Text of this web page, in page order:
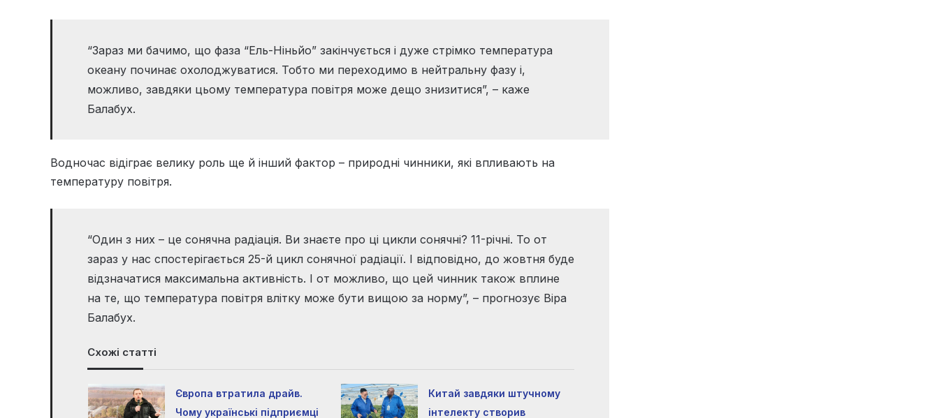
“Зараз ми бачимо, що фаза “Ель-Ніньйо” закінчується і дуже стрімко температура
океану починає охолоджуватися. Тобто ми переходимо в нейтральну фазу і,
можливо, завдяки цьому температура повітря може дещо знизитися”, – каже
Балабух.
Водночас відіграє велику роль ще й інший фактор – природні чинники, які впливають на
температуру повітря.
“Один з них – це сонячна радіація. Ви знаєте про ці цикли сонячні? 11-річні. То от
зараз у нас спостерігається 25-й цикл сонячної радіації. І відповідно, до жовтня буде
відзначатися максимальна активність. І от можливо, що цей чинник також вплине
на те, що температура повітря влітку може бути вищою за норму”, – прогнозує Віра
Балабух.
Схожі статті
Європа втратила драйв.
Чому українські підприємці
Китай завдяки штучному
інтелекту створив